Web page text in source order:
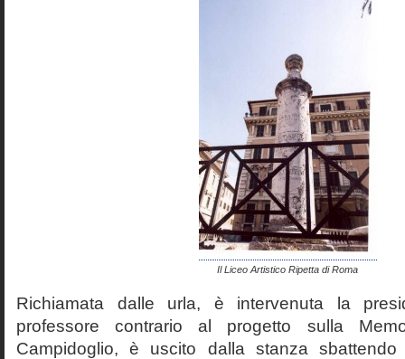
Il Liceo Artistico Ripetta di Roma
Richiamata dalle urla, è intervenuta la
professore contrario al progetto sulla
Campidoglio, è uscito dalla stanza